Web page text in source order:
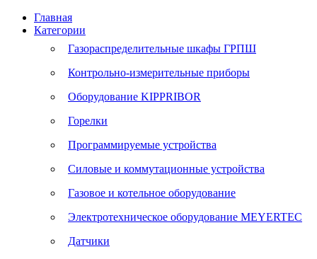
Главная
Категории
Газораспределительные шкафы ГРПШ
Контрольно-измерительные приборы
Оборудование KIPPRIBOR
Горелки
Программируемые устройства
Силовые и коммутационные устройства
Газовое и котельное оборудование
Электротехническое оборудование MEYERTEC
Датчики